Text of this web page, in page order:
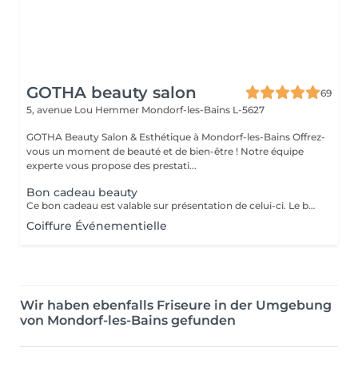
GOTHA beauty salon
69
5, avenue Lou Hemmer Mondorf-les-Bains L-5627
GOTHA Beauty Salon & Esthétique à Mondorf-les-Bains Offrez-
vous un moment de beauté et de bien-être ! Notre équipe
experte vous propose des prestati...
Bon cadeau beauty
Ce bon cadeau est valable sur présentation de celui-ci. Le bénéficiaire pourra librement choisir les prestations de son choix, selon ses envies et ses besoins, dans la limite du montant indiqué. Les bons cadeaux sont valables pendant une durée d’un an à compter de leur date d’émission. Pour les entreprises et les professionnels, nous proposons également des bons cadeaux personnalisés, préparés sur demande et disponibles au retrait directement au salon.
Coiffure Événementielle
Wir haben ebenfalls Friseure in der Umgebung
von Mondorf-les-Bains gefunden